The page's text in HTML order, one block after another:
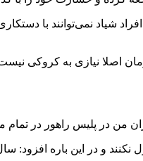
شیاد نمی‌توانند با
من در پلیس راهور در
و در این باره افزود: